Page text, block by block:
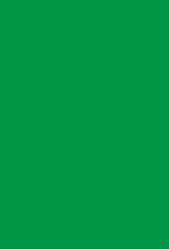
उनले
उनलाई
चेक